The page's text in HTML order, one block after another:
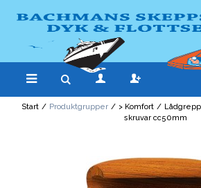
Start / Produktgrupper / > Komfort /
skruvar cc50mm